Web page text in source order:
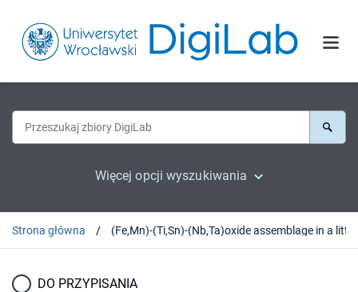
Więcej opcji wyszukiwania
Strona główna
DO PRZYPISANIA